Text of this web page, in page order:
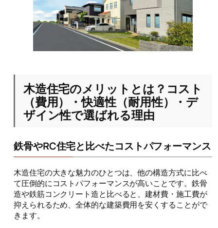
木造住宅のメリットとは？コスト
（費用）・快適性（耐用性）・デ
ザイン性で選ばれる理由
鉄骨やRC住宅と比べたコストパフォーマンス
木造住宅の大きな魅力のひとつは、他の構造方式に比べ
て圧倒的にコストパフォーマンスが高いことです。鉄骨
造や鉄筋コンクリート造と比べると、建材費・施工費が
抑えられるため、全体的な建築費用を安くすることがで
きます。